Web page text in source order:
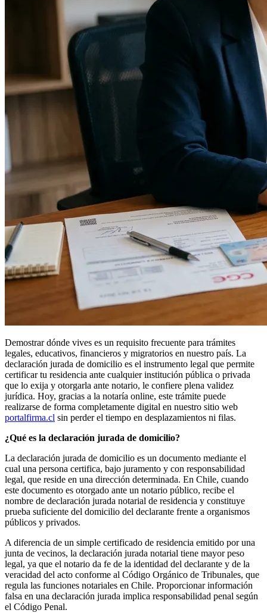
Demostrar dónde vives es un requisito frecuente para trámites
legales, educativos, financieros y migratorios en nuestro país. La
declaración jurada de domicilio es el instrumento legal que permite
certificar tu residencia ante cualquier institución pública o privada
que lo exija y otorgarla ante notario, le confiere plena validez
jurídica. Hoy, gracias a la notaría online, este trámite puede
realizarse de forma completamente digital en nuestro sitio web
portalfirma.cl sin perder el tiempo en desplazamientos ni filas.
¿Qué es la declaración jurada de domicilio?
La declaración jurada de domicilio es un documento mediante el
cual una persona certifica, bajo juramento y con responsabilidad
legal, que reside en una dirección determinada. En Chile, cuando
este documento es otorgado ante un notario público, recibe el
nombre de declaración jurada notarial de residencia y constituye
prueba suficiente del domicilio del declarante frente a organismos
públicos y privados.
A diferencia de un simple certificado de residencia emitido por una
junta de vecinos, la declaración jurada notarial tiene mayor peso
legal, ya que el notario da fe de la identidad del declarante y de la
veracidad del acto conforme al Código Orgánico de Tribunales, que
regula las funciones notariales en Chile. Proporcionar información
falsa en una declaración jurada implica responsabilidad penal según
el Código Penal.